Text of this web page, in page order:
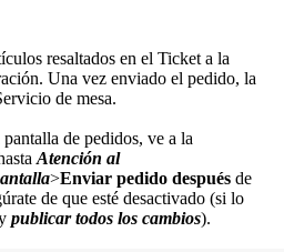
resaltados en el Ticket a la
Una vez enviado el pedido, la
de mesa.
pantalla de pedidos, ve a la
Atención al
>Enviar pedido después de
de que esté desactivado (si lo
publicar todos los cambios).